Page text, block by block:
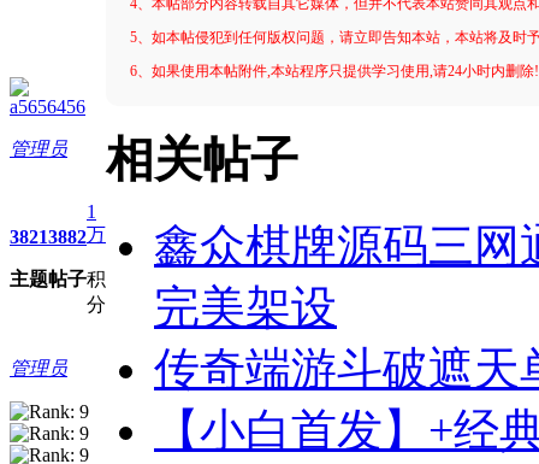
a5656456
管理员
3821
主题
3882
帖子
1
万
积
分
管理员
4、本帖部分内容转载自其它媒体，但并不代表本站赞同其观点
5、如本帖侵犯到任何版权问题，请立即告知本站，本站将及时
6、如果使用本帖附件,本站程序只提供学习使用,请24小时内删
相关帖子
鑫众棋牌源码三网
完美架设
传奇端游斗破遮天
【小白首发】+经